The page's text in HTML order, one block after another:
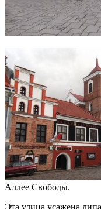
Аллее Свободы.
Эта улица усажена